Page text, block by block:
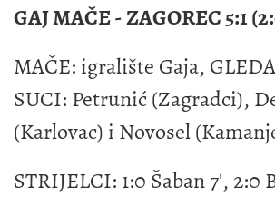
GAJ MAČE - ZAGOREC 5:1
MAČE: igralište Gaja,
SUCI: Petrunić (Zagradci),
(Karlovac) i Novosel
STRIJELCI: 1:0 Šaban 7', 2:0